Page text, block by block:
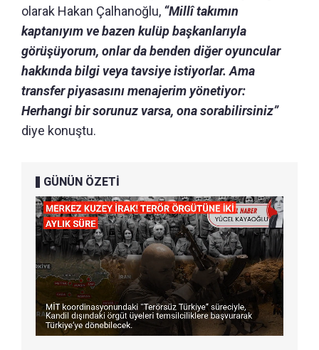
olarak Hakan Çalhanoğlu, “Millî takımın
kaptanıyım ve bazen kulüp başkanlarıyla
görüşüyorum, onlar da benden diğer oyuncular
hakkında bilgi veya tavsiye istiyorlar. Ama
transfer piyasasını menajerim yönetiyor:
Herhangi bir sorunuz varsa, ona sorabilirsiniz”
diye konuştu.
GÜNÜN ÖZETİ